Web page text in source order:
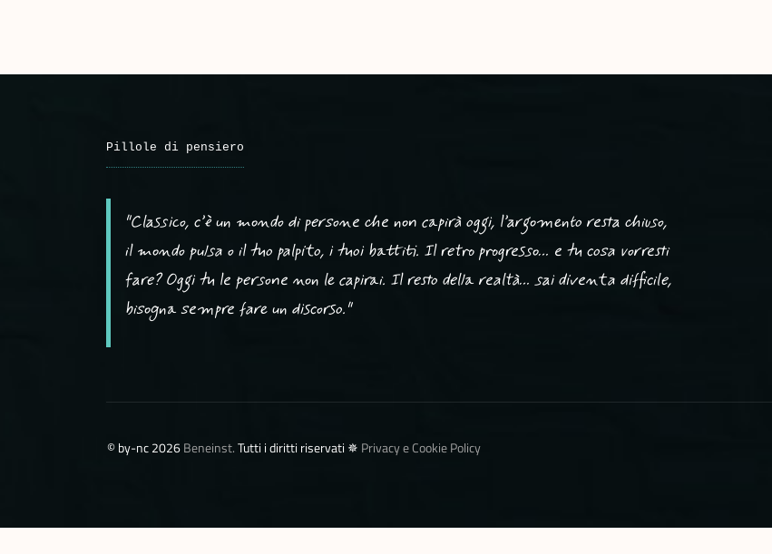
Pillole di pensiero
"Classico, c’è un mondo di persone che non capirà oggi, l’argomento resta chiuso,
il mondo pulsa o il tuo palpito, i tuoi battiti. Il retro progresso… e tu cosa vorresti
fare? Oggi tu le persone non le capirai. Il resto della realtà… sai diventa difficile,
bisogna sempre fare un discorso."
©️ by-nc 2026Beneinst.Tutti i diritti riservati ✵ Privacy e Cookie Policy